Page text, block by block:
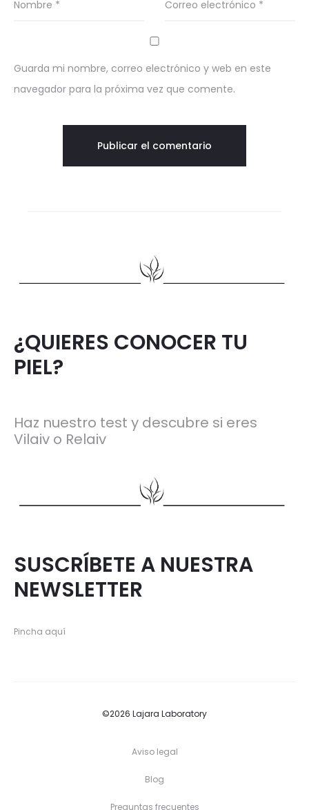
Nombre * Correo electrónico *
Guarda mi nombre, correo electrónico y web en este
navegador para la próxima vez que comente.
¿QUIERES CONOCER TU
PIEL?
Haz nuestro test y descubre si eres
Vilaiv o Relaiv
SUSCRÍBETE A NUESTRA
NEWSLETTER
Pincha aquí
©2026 Lajara Laboratory
Aviso legal
Blog
Preguntas frecuentes